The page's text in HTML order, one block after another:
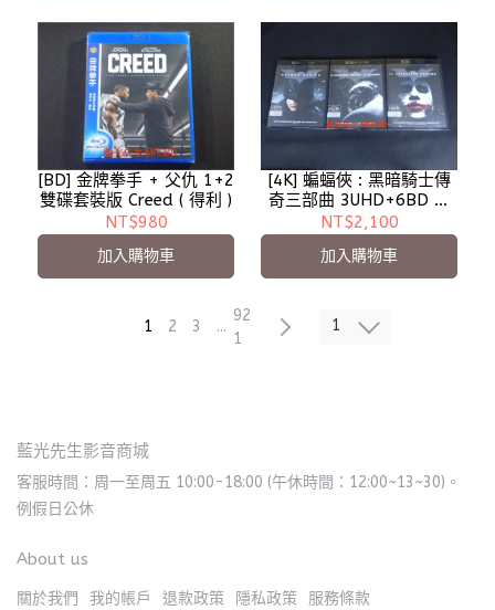
[BD] 金牌拳手 + 父仇 1+2
雙碟套裝版 Creed ( 得利 )
NT$980
加入購物車
[4K] 蝙蝠俠 : 黑暗騎士傳
奇三部曲 3UHD+6BD 九
碟套裝版 The Dark
Knight
NT$2,100
加入購物車
1 2 3 ...
92
1
1
藍光先生影音商城
客服時間：周一至周五 10:00-18:00 (午休時間：12:00~13~30)。
例假日公休
About us
關於我們 我的帳戶 退款政策 隱私政策 服務條款